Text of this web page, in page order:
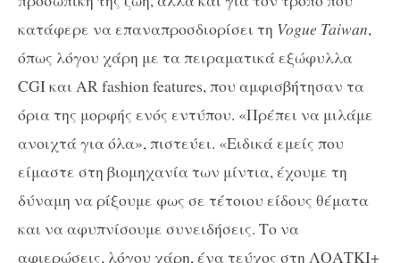
κατάφερε να επαναπροσδιορίσει τη Vogue Taiwan,
όπως λόγου χάρη με τα πειραματικά εξώφυλλα
CGI και AR fashion features, που αμφισβήτησαν τα
όρια της μορφής ενός εντύπου. «Πρέπει να μιλάμε
ανοιχτά για όλα», πιστεύει. «Ειδικά εμείς που
είμαστε στη βιομηχανία των μίντια, έχουμε τη
δύναμη να ρίξουμε φως σε τέτοιου είδους θέματα
και να αφυπνίσουμε συνειδήσεις. Το να
αφιερώσεις, λόγου χάρη, ένα τεύχος στη ΛΟΑΤΚΙ+